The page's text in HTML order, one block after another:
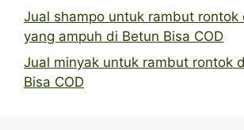
Jual shampo untuk rambut rontok
yang ampuh di Betun Bisa COD
Jual minyak untuk rambut rontok
Bisa COD